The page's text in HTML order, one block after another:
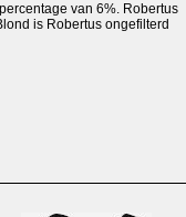
van 6%. Robertus
is Robertus ongefilterd